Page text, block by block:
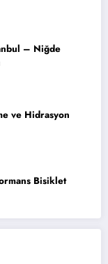
– Niğde
ve Hidrasyon
Bisiklet